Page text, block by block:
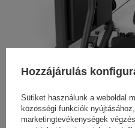
Hozzájárulás
Sütiket használunk a weboldal
közösségi funkciók
marketingtevékenységek